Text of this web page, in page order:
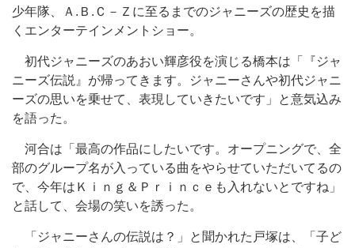
少年隊、Ａ.Ｂ.Ｃ－Ｚに至るまでのジャニーズの歴史を描
くエンターテインメントショー。
初代ジャニーズのあおい輝彦役を演じる橋本は「『ジャ
ニーズ伝説』が帰ってきます。ジャニーさんや初代ジャニ
ーズの思いを乗せて、表現していきたいです」と意気込み
を語った。
河合は「最高の作品にしたいです。オープニングで、全
部のグループ名が入っている曲をやらせていただいてるの
で、今年はＫｉｎｇ＆Ｐｒｉｎｃｅも入れないとですね」
と話して、会場の笑いを誘った。
「ジャニーさんの伝説は？」と聞かれた戸塚は、「子ど